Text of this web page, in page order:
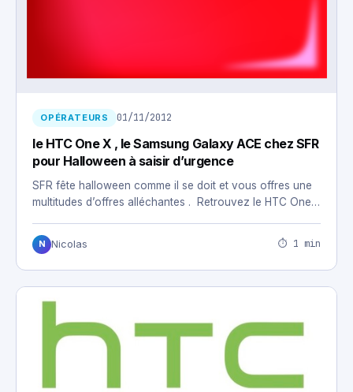
OPÉRATEURS 01/11/2012
le HTC One X , le Samsung Galaxy ACE chez SFR
pour Halloween à saisir d’urgence
SFR fête halloween comme il se doit et vous offres une
multitudes d’offres alléchantes . Retrouvez le HTC One…
N Nicolas ⏱ 1 min